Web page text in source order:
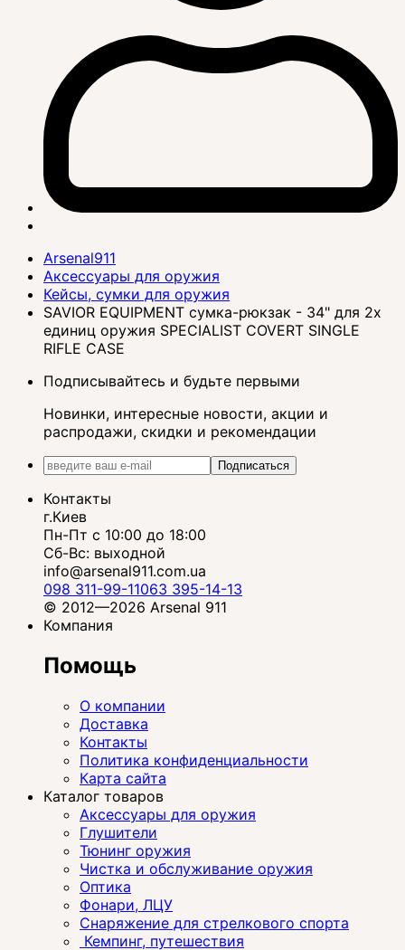
Arsenal911
Аксессуары для оружия
Кейсы, сумки для оружия
SAVIOR EQUIPMENT сумка-рюкзак - 34" для 2х
единиц оружия SPECIALIST COVERT SINGLE
RIFLE CASE
Подписывайтесь и будьте первыми
Новинки, интересные новости, акции и
распродажи, скидки и рекомендации
Подписаться
Контакты
г.Киев
Пн-Пт с 10:00 до 18:00
Сб-Вс: выходной
info@arsenal911.com.ua
098 311-99-11063 395-14-13
© 2012—2026 Arsenal 911
Компания
Помощь
О компании
Доставка
Контакты
Политика конфиденциальности
Карта сайта
Каталог товаров
Аксессуары для оружия
Глушители
Тюнинг оружия
Чистка и обслуживание оружия
Оптика
Фонари, ЛЦУ
Снаряжение для стрелкового спорта
Кемпинг, путешествия